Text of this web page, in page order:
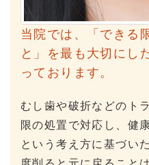
当院では、「できる
と」を最も大切にし
っております。
むし歯や破折などのト
限の処置で対応し、健
という考え方に基づい